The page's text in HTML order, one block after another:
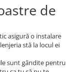
de
asigură o instalare
stă la locul ei
sunt gândite pentru